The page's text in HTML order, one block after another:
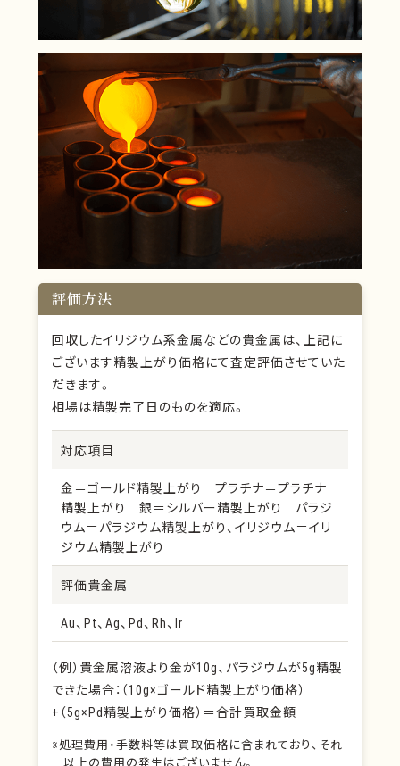
評価方法
回収したイリジウム系金属などの貴金属は、 上記に
ございます精製上がり価格にて査定評価させていた
だきます。
相場は精製完了日のものを適応。
対応項目
金＝ゴールド精製上がり プラチナ＝プラチナ
精製上がり 銀＝シルバー精製上がり パラジ
ウム＝パラジウム精製上がり、イリジウム＝イリ
ジウム精製上がり
評価貴金属
Au、Pt、Ag、Pd、Rh、Ir
（例）貴金属溶液より金が10g、パラジウムが5g精製
できた場合：（10g×ゴールド精製上がり価格）
+（5g×Pd精製上がり価格）＝合計買取金額
※処理費用・手数料等は買取価格に含まれており、それ
以上の費用の発生はございません。